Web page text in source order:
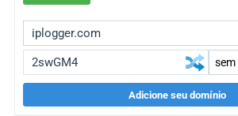
Adicione seu domínio